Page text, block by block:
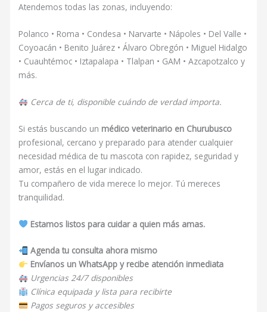
Atendemos todas las zonas, incluyendo:
Polanco • Roma • Condesa • Narvarte • Nápoles • Del Valle •
Coyoacán • Benito Juárez • Álvaro Obregón • Miguel Hidalgo
• Cuauhtémoc • Iztapalapa • Tlalpan • GAM • Azcapotzalco y
más.
Cerca de ti, disponible cuándo de verdad importa.
Si estás buscando un médico veterinario en Churubusco
profesional, cercano y preparado para atender cualquier
necesidad médica de tu mascota con rapidez, seguridad y
amor, estás en el lugar indicado.
Tu compañero de vida merece lo mejor. Tú mereces
tranquilidad.
Estamos listos para cuidar a quien más amas.
Agenda tu consulta ahora mismo
Envíanos un WhatsApp y recibe atención inmediata
Urgencias 24/7 disponibles
Clínica equipada y lista para recibirte
Pagos seguros y accesibles